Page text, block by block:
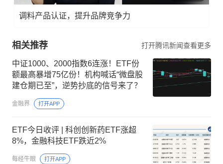
调料产品认证，提升品牌竞争力
相关推荐 打开腾讯新闻查看更多
中证1000、2000指数6连涨！ETF份
额最高暴增75亿份！机构喊话“微盘股
建仓期已至”，逆势抄底的信号来了？
金融界 打开APP
ETF今日收评 | 科创创新药ETF涨超
8%，金融科技ETF跌近2%
每经牛眼 打开APP